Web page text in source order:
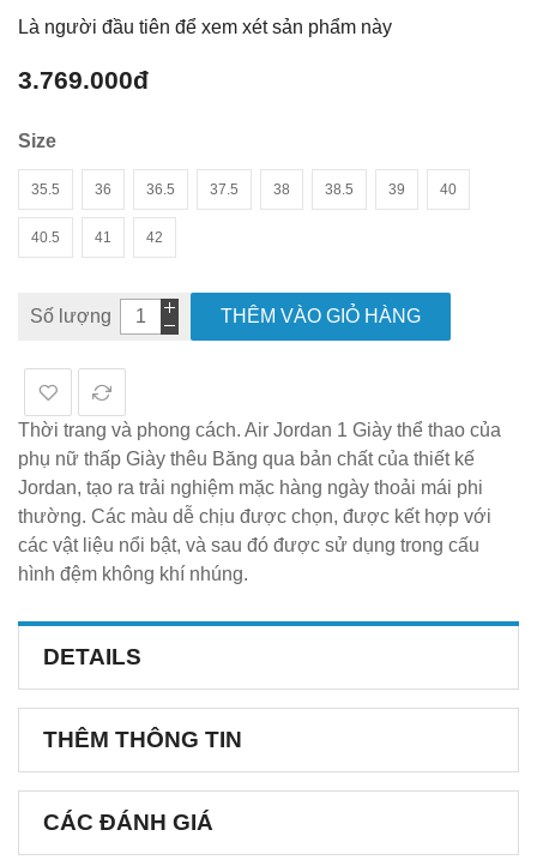
Là người đầu tiên để xem xét sản phẩm này
3.769.000đ
Size
35.5 36 36.5 37.5 38 38.5 39 40
40.5 41 42
Số lượng THÊM VÀO GIỎ HÀNG
Thời trang và phong cách. Air Jordan 1 Giày thể thao của
phụ nữ thấp Giày thêu Băng qua bản chất của thiết kế
Jordan, tạo ra trải nghiệm mặc hàng ngày thoải mái phi
thường. Các màu dễ chịu được chọn, được kết hợp với
các vật liệu nổi bật, và sau đó được sử dụng trong cấu
hình đệm không khí nhúng.
DETAILS
THÊM THÔNG TIN
CÁC ĐÁNH GIÁ